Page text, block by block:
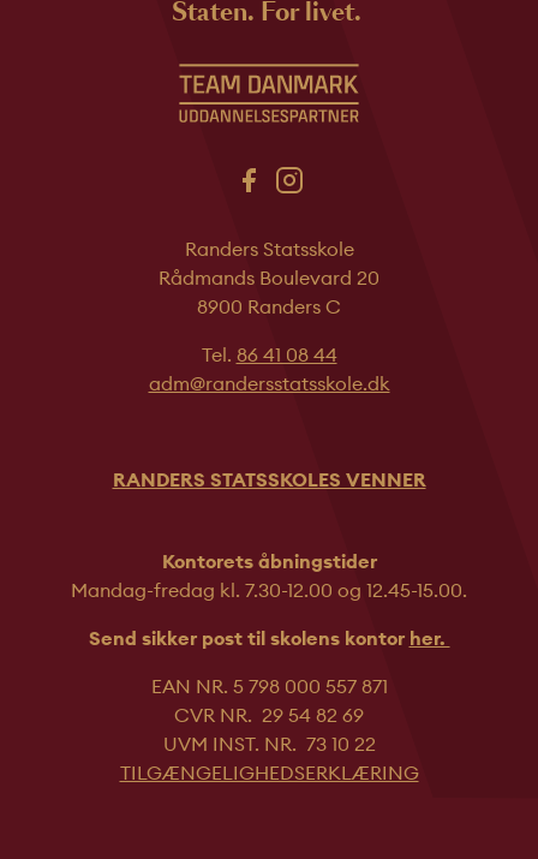
Staten. For livet.
Randers Statsskole
Rådmands Boulevard 20
8900 Randers C
Tel. 86 41 08 44
adm@randersstatsskole.dk
RANDERS STATSSKOLES VENNER
Kontorets åbningstider
Mandag-fredag kl. 7.30-12.00 og 12.45-15.00.
Send sikker post til skolens kontor her.
EAN NR. 5 798 000 557 871
CVR NR. 29 54 82 69
UVM INST. NR. 73 10 22
TILGÆNGELIGHEDSERKLÆRING